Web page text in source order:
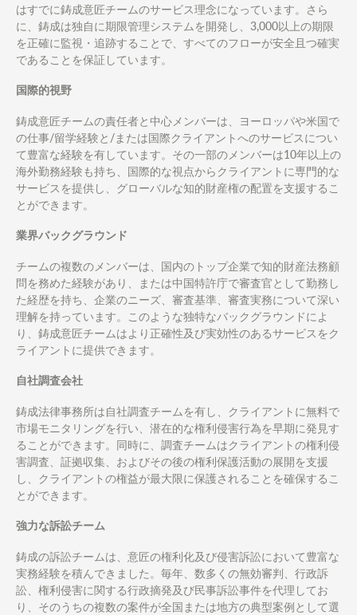
はすでに鋳成意匠チームのサービス理念になっています。さら
に、鋳成は独自に期限管理システムを開発し、3,000以上の期限
を正確に監視・追跡することで、すべてのフローが安全且つ確実
であることを保証しています。
国際的視野
鋳成意匠チームの責任者と中心メンバーは、ヨーロッパや米国で
の仕事/留学経験と/または国際クライアントへのサービスについ
て豊富な経験を有しています。その一部のメンバーは10年以上の
海外勤務経験も持ち、国際的な視点からクライアントに専門的な
サービスを提供し、グローバルな知的財産権の配置を支援するこ
とができます。
業界バックグラウンド
チームの複数のメンバーは、国内のトップ企業で知的財産法務顧
問を務めた経験があり、または中国特許庁で審査官として勤務し
た経歴を持ち、企業のニーズ、審査基準、審査実務について深い
理解を持っています。このような独特なバックグラウンドによ
り、鋳成意匠チームはより正確性及び実効性のあるサービスをク
ライアントに提供できます。
自社調査会社
鋳成法律事務所は自社調査チームを有し、クライアントに無料で
市場モニタリングを行い、潜在的な権利侵害行為を早期に発見す
ることができます。同時に、調査チームはクライアントの権利侵
害調査、証拠収集、およびその後の権利保護活動の展開を支援
し、クライアントの権益が最大限に保護されることを確保するこ
とができます。
強力な訴訟チーム
鋳成の訴訟チームは、意匠の権利化及び侵害訴訟において豊富な
実務経験を積んできました。毎年、数多くの無効審判、行政訴
訟、権利侵害に関する行政摘発及び民事訴訟事件を代理してお
り、そのうちの複数の案件が全国または地方の典型案例として選